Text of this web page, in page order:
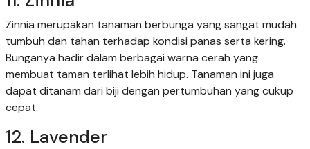
Zinnia merupakan tanaman berbunga yang sangat mudah
tumbuh dan tahan terhadap kondisi panas serta kering.
Bunganya hadir dalam berbagai warna cerah yang
membuat taman terlihat lebih hidup. Tanaman ini juga
dapat ditanam dari biji dengan pertumbuhan yang cukup
cepat.
12. Lavender